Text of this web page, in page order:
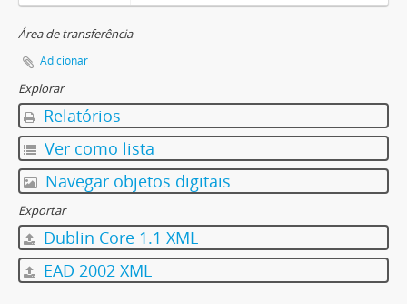
Área de transferência
Adicionar
Explorar
Relatórios
Ver como lista
Navegar objetos digitais
Exportar
Dublin Core 1.1 XML
EAD 2002 XML